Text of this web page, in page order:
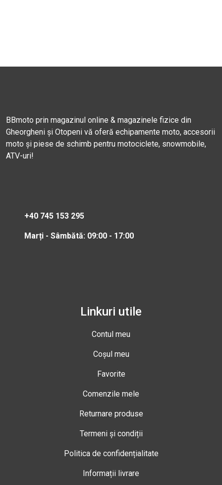
BBmoto prin magazinul online & magazinele fizice din
Gheorgheni și Otopeni vă oferă echipamente moto, accesorii
moto și piese de schimb pentru motociclete, snowmobile,
ATV-uri!
+40 745 153 295
Marți - Sâmbătă: 09:00 - 17:00
Linkuri utile
Contul meu
Coșul meu
Favorite
Comenzile mele
Returnare produse
Termeni și condiții
Politica de confidențialitate
Informații livrare